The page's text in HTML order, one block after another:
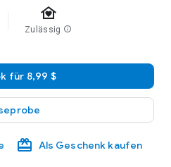
family_home
Zulässig info
für 8,99 $
Als Geschenk kaufen